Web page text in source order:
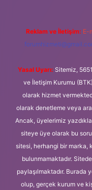
Reklam ve İletişim: E-
Yasal Uyarı: Sitemiz,
ve İletişim Kurumu
olarak hizmet
olarak denetleme veya
Ancak, üyelerimiz
siteye üye olarak bu
sitesi, herhangi bir marka,
bulunmamaktadır.
paylaşılmaktadır. Burada
olup, gerçek kurum ve